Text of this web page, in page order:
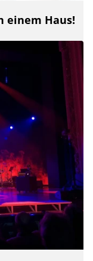
einem Haus!